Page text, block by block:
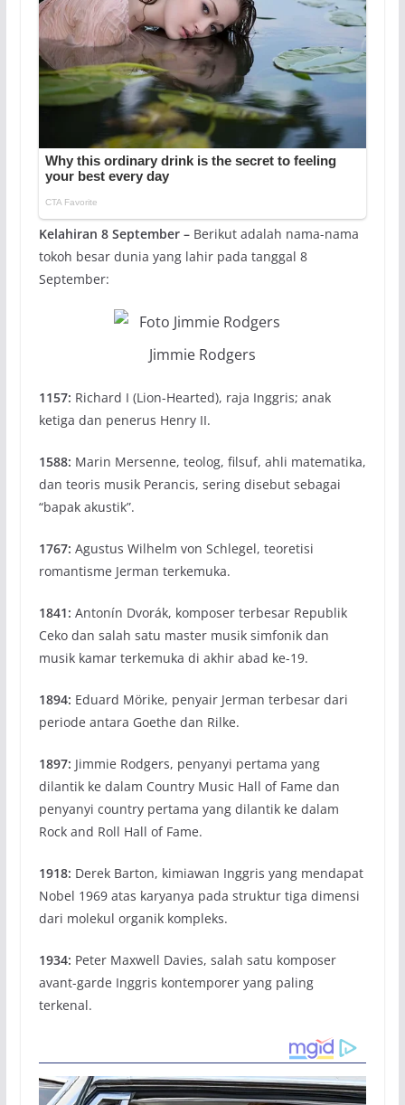
Kelahiran 8 September –Berikut adalah nama-nama
tokoh besar dunia yang lahir pada tanggal 8
September:
Jimmie Rodgers
1157: Richard I (Lion-Hearted), raja Inggris; anak
ketiga dan penerus Henry II.
1588: Marin Mersenne, teolog, filsuf, ahli matematika,
dan teoris musik Perancis, sering disebut sebagai
“bapak akustik”.
1767: Agustus Wilhelm von Schlegel, teoretisi
romantisme Jerman terkemuka.
1841: Antonín Dvorák, komposer terbesar Republik
Ceko dan salah satu master musik simfonik dan
musik kamar terkemuka di akhir abad ke-19.
1894: Eduard Mörike, penyair Jerman terbesar dari
periode antara Goethe dan Rilke.
1897: Jimmie Rodgers, penyanyi pertama yang
dilantik ke dalam Country Music Hall of Fame dan
penyanyi country pertama yang dilantik ke dalam
Rock and Roll Hall of Fame.
1918: Derek Barton, kimiawan Inggris yang mendapat
Nobel 1969 atas karyanya pada struktur tiga dimensi
dari molekul organik kompleks.
1934: Peter Maxwell Davies, salah satu komposer
avant-garde Inggris kontemporer yang paling
terkenal.